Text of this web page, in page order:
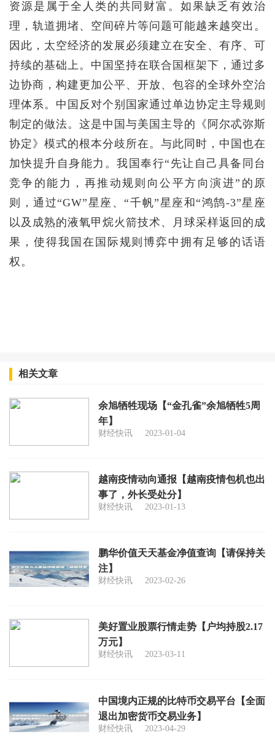
资源是属于全人类的共同财富。如果缺乏有效治
理，轨道拥堵、空间碎片等问题可能越来越突出。
因此，太空经济的发展必须建立在安全、有序、可
持续的基础上。中国坚持在联合国框架下，通过多
边协商，构建更加公平、开放、包容的全球外空治
理体系。中国反对个别国家通过单边协定主导规则
制定的做法。这是中国与美国主导的《阿尔忒弥斯
协定》模式的根本分歧所在。与此同时，中国也在
加快提升自身能力。我国奉行“先让自己具备同台
竞争的能力，再推动规则向公平方向演进”的原
则，通过“GW”星座、“千帆”星座和“鸿鹄-3”星座
以及成熟的液氧甲烷火箭技术、月球采样返回的成
果，使得我国在国际规则博弈中拥有足够的话语
权。
相关文章
余旭牺牲现场【“金孔雀”余旭牺牲5周
年】
财经快讯 2023-01-04
越南疫情动向通报【越南疫情包机也出
事了，外长受处分】
财经快讯 2023-01-13
鹏华价值天天基金净值查询【请保持关
注】
财经快讯 2023-02-26
美好置业股票行情走势【户均持股2.17
万元】
财经快讯 2023-03-11
中国境内正规的比特币交易平台【全面
退出加密货币交易业务】
财经快讯 2023-04-29